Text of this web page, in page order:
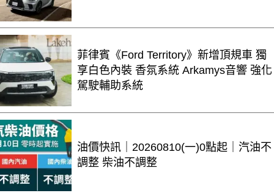
菲律賓《Ford Territory》新增頂規車 獨
享白色內裝 香氛系統 Arkamys音響 強化
駕駛輔助系統
油價快訊｜20260810(一)0點起｜汽油不
調整 柴油不調整